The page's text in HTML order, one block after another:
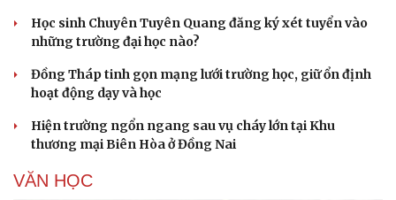
Học sinh Chuyên Tuyên Quang đăng ký xét tuyển vào
những trường đại học nào?
Đồng Tháp tinh gọn mạng lưới trường học, giữ ổn định
hoạt động dạy và học
Hiện trường ngổn ngang sau vụ cháy lớn tại Khu
thương mại Biên Hòa ở Đồng Nai
VĂN HỌC